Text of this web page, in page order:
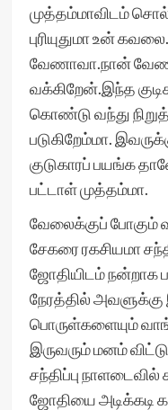
முத்தம்மாவிடம்
புரியுதுமா உன்
வேணாவா.நான்
வக்கிறேன்.இந்த
கொண்டு வந்து
படுகிறேம்மா.
குடுகாரப் பயங்க
பட்டாள் முத்தம்மா.
வேலைக்குப் போகும்
சேகரை ரகசியமா
ஜோதியிடம் நன்றாக
நேரத்தில் அவளுக்கு
பொருள்களையும்
இருவரும் மனம்
சந்திப்பு நாளடைவில்
ஜோதியை